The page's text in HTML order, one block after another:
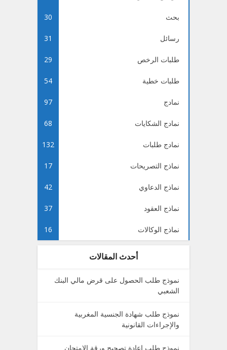
بحث 30
رسائل 31
طلبات الرخص 29
طلبات خطية 54
نمادج 97
نمادج الشكايات 68
نمادج طلبات 132
نماذج التصريحات 17
نماذج الدعاوي 42
نماذج العقود 37
نماذج الوكالات 16
أحدث المقالات
نموذج طلب الحصول على قرض مالي البنك
الشعبي
نموذج طلب شهادة الجنسية المغربية
والإجراءات القانونية
نموذج طلب اعادة تصحيح ورقة الامتحان